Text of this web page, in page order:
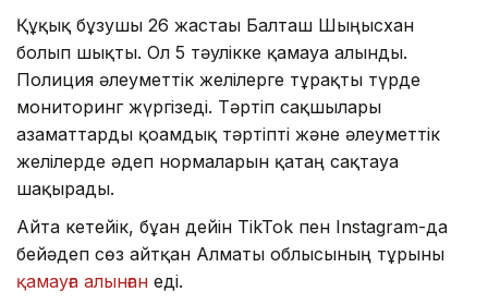
Құқық бұзушы 26 жастағы Балташ Шыңғысхан
болып шықты. Ол 5 тәулікке қамауға алынды.
Полиция әлеуметтік желілерге тұрақты түрде
мониторинг жүргізеді. Тәртіп сақшылары
азаматтарды қоғамдық тәртіпті және әлеуметтік
желілерде әдеп нормаларын қатаң сақтауға
шақырады.
Айта кетейік, бұған дейін TikTok пен Instagram-да
бейәдеп сөз айтқан Алматы облысының тұрғыны
қамауға алынған еді.